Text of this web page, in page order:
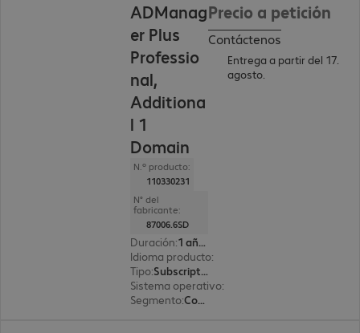
ADManag
er Plus
Professio
nal,
Additiona
l 1
Domain
N.º producto:
110330231
N° del
fabricante:
87006.6SD
Duración:
1 año(s)
Idioma producto:
Tipo:
Subscription
Sistema operativo:
Segmento: Corporate
Precio a petición
Contáctenos
Entrega a partir del 17.
agosto.